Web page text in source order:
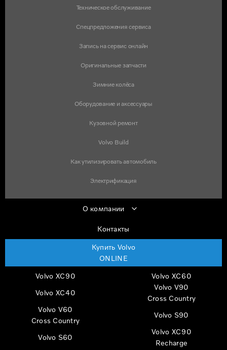
Техническое обслуживание
Спецпредложения сервиса
Запись на сервис онлайн
Оригинальные запчасти
Зимние колёса
Оборудование и аксессуары
Кузовной ремонт
Volvo Build
Как утилизировать автомобиль
Электрификация
О компании
Контакты
Купить Volvo
ONLINE
Volvo XC90
Volvo XC60
Volvo XC40
Volvo V90
Cross Country
Volvo V60
Cross Country
Volvo S90
Volvo S60
Volvo XC90
Recharge